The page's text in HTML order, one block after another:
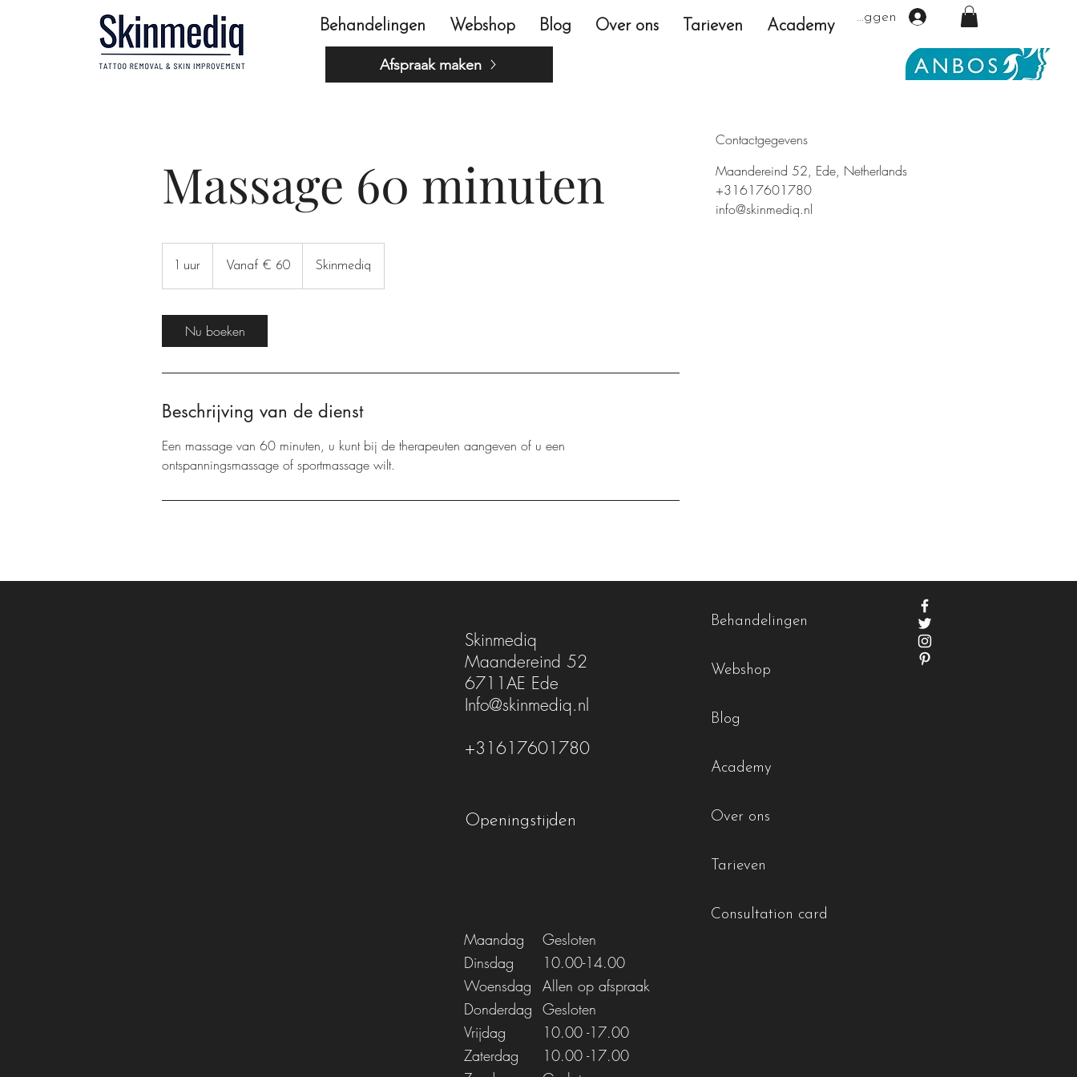
Behandelingen Webshop Blog Over ons Tarieven Academy
Afspraak maken
Inloggen
Massage 60 minuten
1 uur
u
euroVanaf € 60 Skinmediq
Nu boeken
Beschrijving van de dienst
Een massage van 60 minuten, u kunt bij de therapeuten aangeven of u een
ontspanningsmassage of sportmassage wilt.
Contactgegevens
Maandereind 52, Ede, Netherlands
+31617601780
info@skinmediq.nl
Skinmediq
Maandereind 52
6711AE Ede
Info@skinmediq.nl
+31617601780
Behandelingen
Webshop
Blog
Academy
Over ons
Tarieven
Consultation card
Openingstijden
Maandag
Dinsdag
Woensdag
Donderdag
Vrijdag
Zaterdag
Gesloten
10.00-14.00
Allen op afspraak
Gesloten
10.00-17.00
10.00-17.00